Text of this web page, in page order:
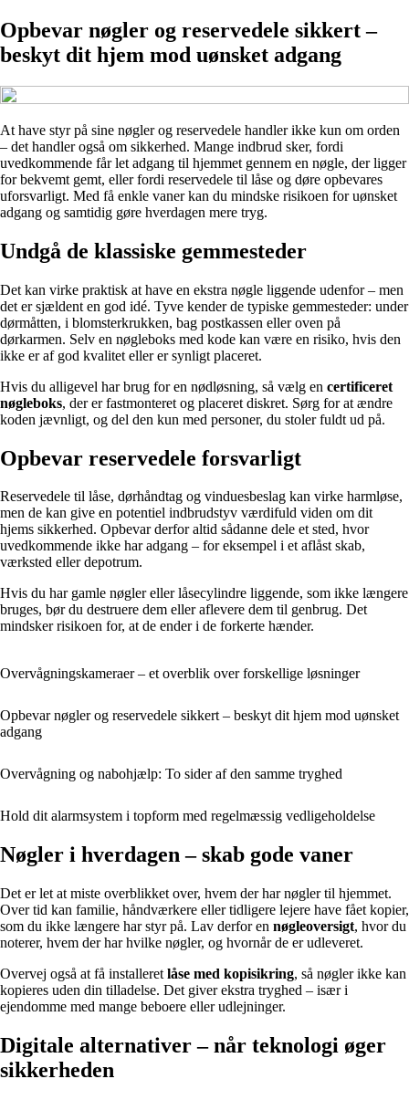
Opbevar nøgler og reservedele sikkert –
beskyt dit hjem mod uønsket adgang
At have styr på sine nøgler og reservedele handler ikke kun om orden
– det handler også om sikkerhed. Mange indbrud sker, fordi
uvedkommende får let adgang til hjemmet gennem en nøgle, der ligger
for bekvemt gemt, eller fordi reservedele til låse og døre opbevares
uforsvarligt. Med få enkle vaner kan du mindske risikoen for uønsket
adgang og samtidig gøre hverdagen mere tryg.
Undgå de klassiske gemmesteder
Det kan virke praktisk at have en ekstra nøgle liggende udenfor – men
det er sjældent en god idé. Tyve kender de typiske gemmesteder: under
dørmåtten, i blomsterkrukken, bag postkassen eller oven på
dørkarmen. Selv en nøgleboks med kode kan være en risiko, hvis den
ikke er af god kvalitet eller er synligt placeret.
Hvis du alligevel har brug for en nødløsning, så vælg en certificeret
nøgleboks, der er fastmonteret og placeret diskret. Sørg for at ændre
koden jævnligt, og del den kun med personer, du stoler fuldt ud på.
Opbevar reservedele forsvarligt
Reservedele til låse, dørhåndtag og vinduesbeslag kan virke harmløse,
men de kan give en potentiel indbrudstyv værdifuld viden om dit
hjems sikkerhed. Opbevar derfor altid sådanne dele et sted, hvor
uvedkommende ikke har adgang – for eksempel i et aflåst skab,
værksted eller depotrum.
Hvis du har gamle nøgler eller låsecylindre liggende, som ikke længere
bruges, bør du destruere dem eller aflevere dem til genbrug. Det
mindsker risikoen for, at de ender i de forkerte hænder.
Overvågningskameraer – et overblik over forskellige løsninger
Opbevar nøgler og reservedele sikkert – beskyt dit hjem mod uønsket
adgang
Overvågning og nabohjælp: To sider af den samme tryghed
Hold dit alarmsystem i topform med regelmæssig vedligeholdelse
Nøgler i hverdagen – skab gode vaner
Det er let at miste overblikket over, hvem der har nøgler til hjemmet.
Over tid kan familie, håndværkere eller tidligere lejere have fået kopier,
som du ikke længere har styr på. Lav derfor en nøgleoversigt, hvor du
noterer, hvem der har hvilke nøgler, og hvornår de er udleveret.
Overvej også at få installeret låse med kopisikring, så nøgler ikke kan
kopieres uden din tilladelse. Det giver ekstra tryghed – især i
ejendomme med mange beboere eller udlejninger.
Digitale alternativer – når teknologi øger
sikkerheden